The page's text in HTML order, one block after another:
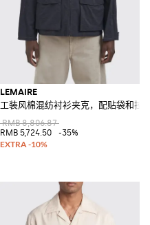
LEMAIRE
工装风棉混纺衬衫夹克，配贴袋和拉
RMB 8,806.87
RMB 5,724.50
-35%